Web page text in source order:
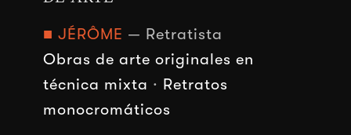
■ JÉRÔME — Retratista
Obras de arte originales en
técnica mixta · Retratos
monocromáticos